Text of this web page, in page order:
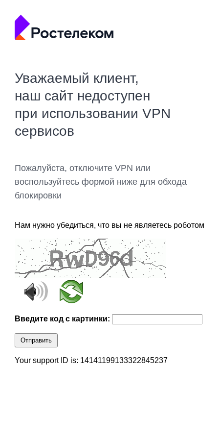
Уважаемый клиент,
наш сайт недоступен
при использовании VPN
сервисов
Пожалуйста, отключите VPN или
воспользуйтесь формой ниже для обхода
блокировки
Нам нужно убедиться, что вы не являетесь роботом
Введите код с картинки:
Отправить
Your support ID is: 14141199133322845237